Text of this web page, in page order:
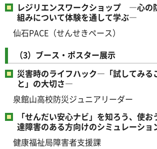
レジリエンスワークショップ ―心の
組みについて体験を通して学ぶ―
仙石PACE（せんせきペース）
（3）ブース・ポスター展示
災害時のライフハック―「試してみる
と」の大切さ―
泉館山高校防災ジュニアリーダー
「せんだい安心ナビ」を知ろう、使
達障害のある方向けのシミュレーシ
健康福祉局障害者支援課